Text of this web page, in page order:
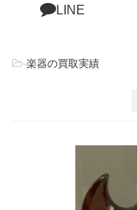
LINE
-楽器の買取実績